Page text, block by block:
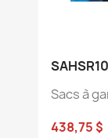
SAHSR10
Sacs à
438,75 $